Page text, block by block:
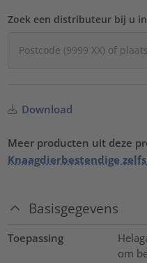
Zoek een distributeur bij u
Download
Meer producten uit deze
Knaagdierbestendige
Basisgegevens
Toepassing
om